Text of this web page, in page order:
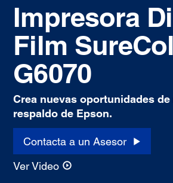
Impresora
Film
G6070
Crea nuevas oportunidades
respaldo de Epson.
Contacta a un Asesor
Ver Video